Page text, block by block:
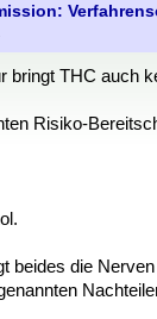
bringt THC auch
Risiko-
beides die